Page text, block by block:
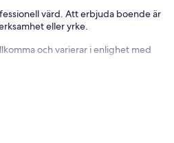
värd. Att erbjuda boende är
eller yrke.
och varierar i enlighet med